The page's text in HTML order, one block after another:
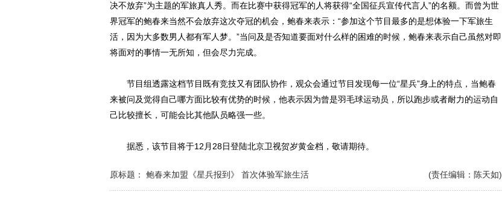
决不放弃”为主题的军旅真人秀。而在比赛中获得冠军的人将获得“全国征兵宣传代言人”的名额。而曾为世
界冠军的鲍春来当然不会放弃这次夺冠的机会，鲍春来表示：“参加这个节目最多的是想体验一下军旅生
活，因为大多数男人都有军人梦。”当问及是否知道要面对什么样的困难的时候，鲍春来表示自己虽然对即
将面对的事情一无所知，但会尽力完成。
节目组透露这档节目既有竞技又有团队协作，观众会通过节目发现每一位“星兵”身上的特点，当鲍春
来被问及觉得自己哪方面比较有优势的时候，他表示因为曾是羽毛球运动员，所以跑步或者耐力的运动自
己比较擅长，可能会比其他队员略强一些。
据悉，该节目将于12月28日登陆北京卫视贺岁黄金档，敬请期待。
(责任编辑：陈天如)
原标题： 鲍春来加盟《星兵报到》 首次体验军旅生活